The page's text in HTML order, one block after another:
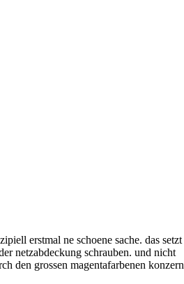
erstmal ne schoene sache. das setzt
netzabdeckung schrauben. und nicht
den grossen magentafarbenen konzern